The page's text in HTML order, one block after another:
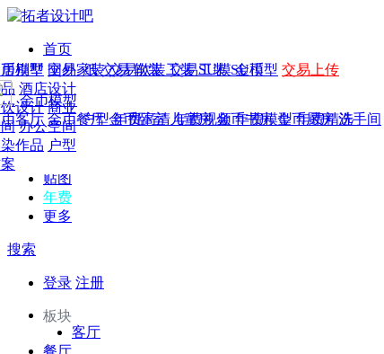
首页
发现
年费 作品 图纸 交易 软装 工装 SU模 金币
年费版块
费图纸 年费户型 年费高清 年费视频 年费模型 年费精选
作品
别墅 国外
酒店设计
设计 商业
办公空间
作品 户型
模型
模型 交易家装 交易软装 交易工装 SU模型 交易上传
金币模型
客厅 金币餐厅 金币卧室 儿童房 金币书房 金币厨房 洗手间
CAD
概念
贴图
年费
更多
搜索
登录 注册
板块
客厅
餐厅